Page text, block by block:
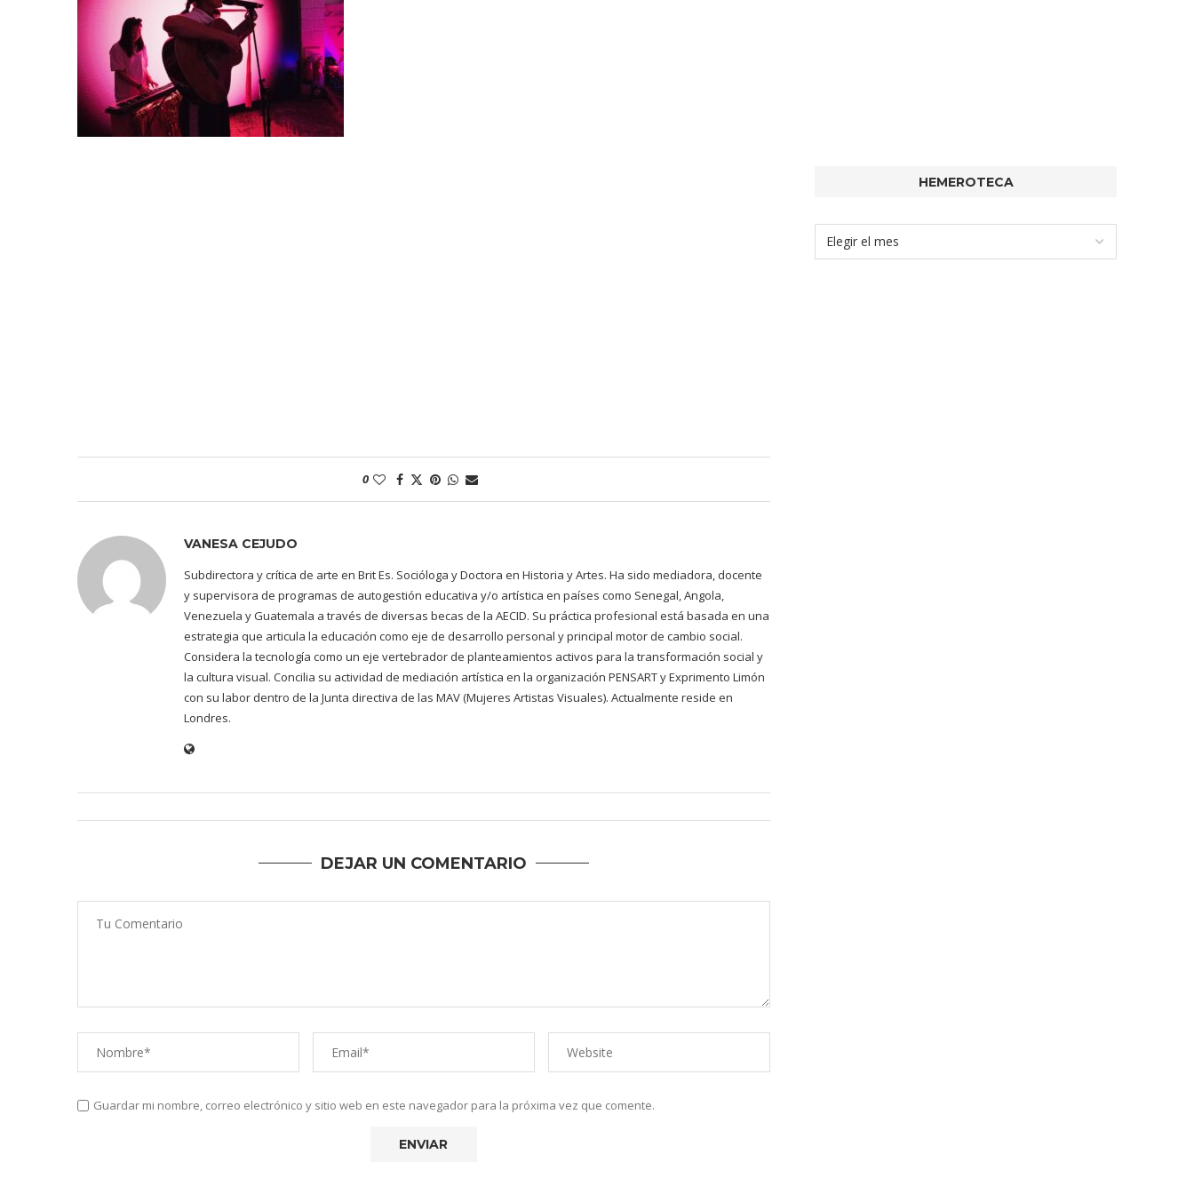
0
VANESA CEJUDO
Subdirectora y crítica de arte en Brit Es. Socióloga y Doctora en Historia y Artes. Ha sido mediadora, docente
y supervisora de programas de autogestión educativa y/o artística en países como Senegal, Angola,
Venezuela y Guatemala a través de diversas becas de la AECID. Su práctica profesional está basada en una
estrategia que articula la educación como eje de desarrollo personal y principal motor de cambio social.
Considera la tecnología como un eje vertebrador de planteamientos activos para la transformación social y
la cultura visual. Concilia su actividad de mediación artística en la organización PENSART y Exprimento Limón
con su labor dentro de la Junta directiva de las MAV (Mujeres Artistas Visuales). Actualmente reside en
Londres.
DEJAR UN COMENTARIO
Guardar mi nombre, correo electrónico y sitio web en este navegador para la próxima vez que comente.
HEMEROTECA